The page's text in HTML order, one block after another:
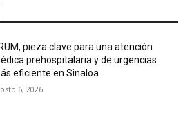
pieza clave para una atención
prehospitalaria y de urgencias
eficiente en Sinaloa
6, 2026